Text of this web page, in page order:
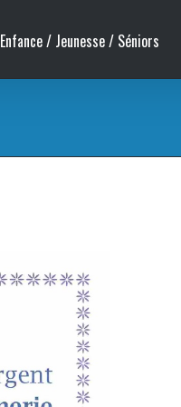
Enfance / Jeunesse / Séniors